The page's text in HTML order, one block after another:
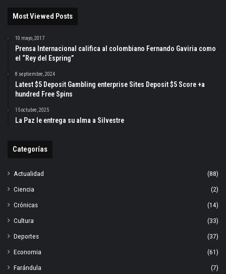
Most Viewed Posts
10 mayo, 2017
Prensa Internacional califica al colombiano Fernando Gaviria como
el “Rey del Espring”
8 septiembre, 2024
Latest $5 Deposit Gambling enterprise Sites Deposit $5 Score +a
hundred Free Spins
15 octubre, 2025
La Paz le entrega su alma a Silvestre
Categorías
Actualidad
(88)
Ciencia
(2)
Crónicas
(14)
Cultura
(33)
Deportes
(37)
Economia
(61)
Farándula
(7)